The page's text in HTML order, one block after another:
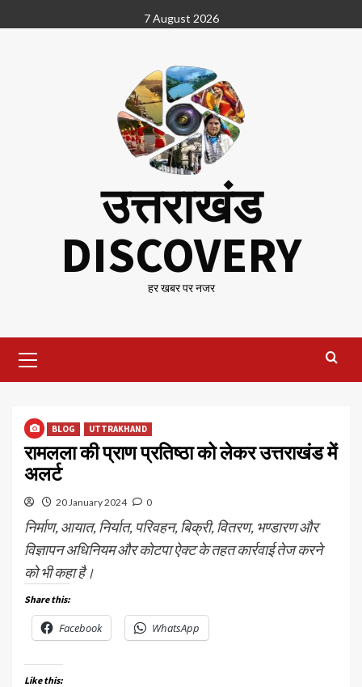
to
7 August 2026
उत्तराखंड
DISCOVERY
हर खबर पर नजर
Menu
BLOG UTTRAKHAND
रामलला की प्राण प्रतिष्ठा को लेकर उत्तराखंड में
अलर्ट
20 January 2024 0
निर्माण, आयात, निर्यात, परिवहन, बिक्री, वितरण, भण्डारण और
विज्ञापन अधिनियम और कोटपा ऐक्ट के तहत कार्रवाई तेज करने
को भी कहा है।
Share this:
Facebook WhatsApp
Like this: